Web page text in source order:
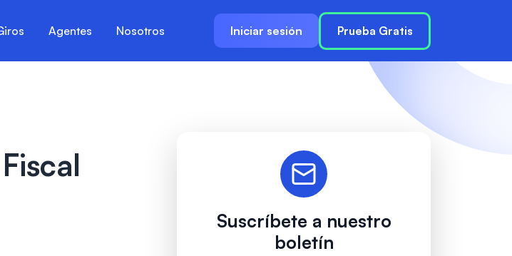
Agentes Nosotros Iniciar sesión Prueba Gratis
Suscríbete a nuestro
boletín